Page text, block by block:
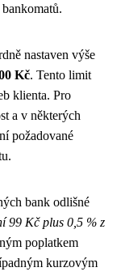
nastaven výše
Kč. Tento limit
klienta. Pro
a v některých
požadované
bank odlišné
99 Kč plus 0,5 % z
poplatkem
kurzovým